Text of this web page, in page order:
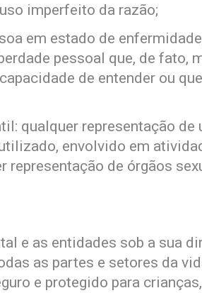
imperfeito da razão;
em estado de
pessoal que, de fato,
de entender ou
qualquer representação de
envolvido em
representação de órgãos
e as entidades sob a sua
as partes e setores da
e protegido para